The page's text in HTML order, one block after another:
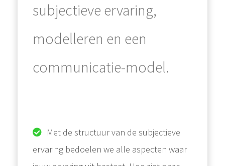
subjectieve ervaring,
modelleren en een
communicatie-model.
Met de structuur van de subjectieve
ervaring bedoelen we alle aspecten waar